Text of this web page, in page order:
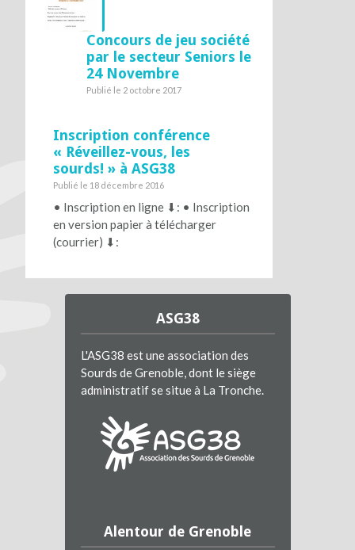
Concours de jeu société
par le secteur Seniors le
24 Novembre
Publié le 2 octobre 2017
Inscription conférence
« Réveillez-vous, les
sourds! » à ASG38
Publié le 18 décembre 2016
• Inscription en ligne ⬇︎: • Inscription
en version papier à télécharger
(courrier) ⬇︎:
ASG38
L'ASG38 est une association des
Sourds de Grenoble, dont le siège
administratif se situe à La Tronche.
Alentour de Grenoble